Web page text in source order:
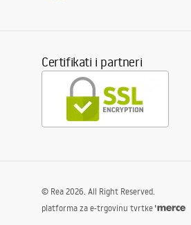
Certifikati i partneri
© Rea 2026. All Right Reserved.
platforma za e-trgovinu tvrtke